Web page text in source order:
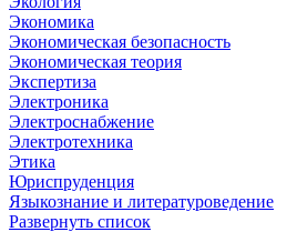
Экономика
Экономическая безопасность
Экономическая теория
Экспертиза
Электроника
Электроснабжение
Электротехника
Этика
Юриспруденция
Языкознание и литературоведение
Развернуть список